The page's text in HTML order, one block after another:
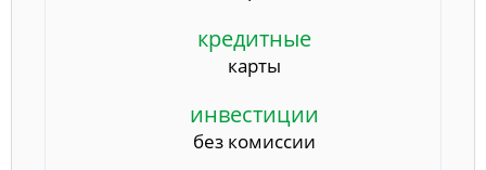
кредитные
карты
инвестиции
без комиссии